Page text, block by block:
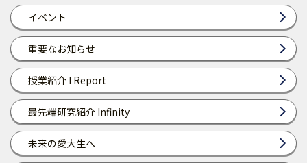
イベント
重要なお知らせ
授業紹介 I Report
最先端研究紹介 Infinity
未来の愛大生へ